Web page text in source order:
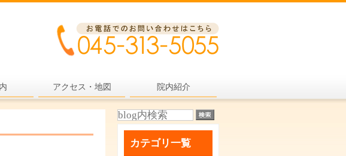
アクセス・地図 院内紹介
カテゴリ一覧